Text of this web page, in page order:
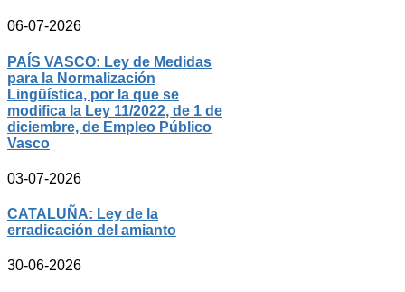
06-07-2026
PAÍS VASCO: Ley de Medidas
para la Normalización
Lingüística, por la que se
modifica la Ley 11/2022, de 1 de
diciembre, de Empleo Público
Vasco
03-07-2026
CATALUÑA: Ley de la
erradicación del amianto
30-06-2026